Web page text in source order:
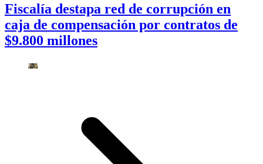
Fiscalía destapa red de corrupción en
caja de compensación por contratos de
$9.800 millones